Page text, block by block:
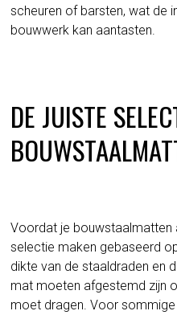
scheuren of barsten, wat de
bouwwerk kan aantasten.
DE JUISTE
Voordat je bouwstaalmatten
selectie maken gebaseerd
dikte van de staaldraden en
mat moeten afgestemd zijn
moet dragen. Voor